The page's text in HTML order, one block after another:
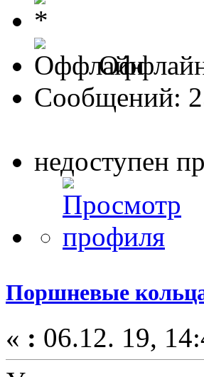
Сообщений:
недоступен
Поршневые
« : 06.12. 19,